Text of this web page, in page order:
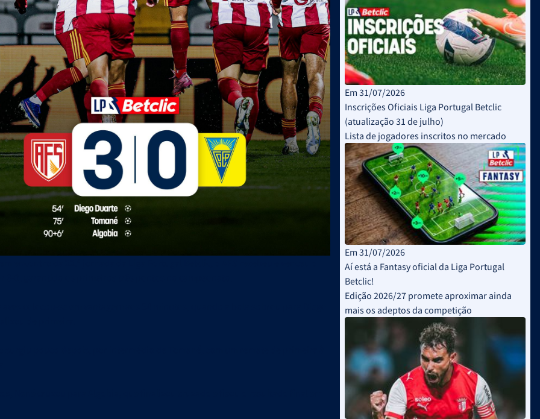
Em 31/07/2026
Inscrições Oficiais Liga Portugal Betclic
(atualização 31 de julho)
Lista de jogadores inscritos no mercado
Em 31/07/2026
Aí está a Fantasy oficial da Liga Portugal
Betclic!
Edição 2026/27 promete aproximar ainda
mais os adeptos da competição